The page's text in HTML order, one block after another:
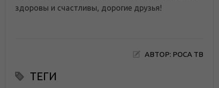
здоровы и счастливы, дорогие друзья!
АВТОР: РОСА ТВ
ТЕГИ